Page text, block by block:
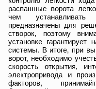
распашные ворота
чем
предназначены для
створок, поэтому
установке
системы. В итоге, при
ворот, необходимо
скорость открытия,
электропривода и
факторов,